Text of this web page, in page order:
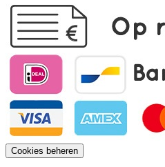
Cookies beheren